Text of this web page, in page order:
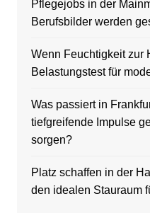
Pflegejobs in der
Berufsbilder werden
Wenn Feuchtigkeit zur
Belastungstest für
Was passiert in
tiefgreifende Impulse
sorgen?
Platz schaffen in der
den idealen Stauraum